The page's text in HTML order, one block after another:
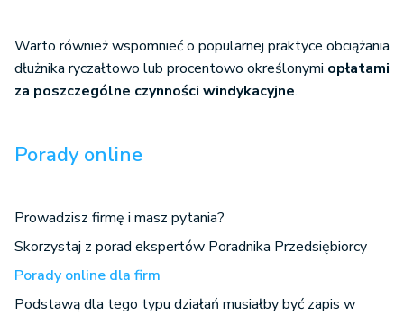
Warto również wspomnieć o popularnej praktyce obciążania
dłużnika ryczałtowo lub procentowo określonymi opłatami
za poszczególne czynności windykacyjne.
Porady online
Prowadzisz firmę i masz pytania?
Skorzystaj z porad ekspertów Poradnika Przedsiębiorcy
Porady online dla firm
Podstawą dla tego typu działań musiałby być zapis w